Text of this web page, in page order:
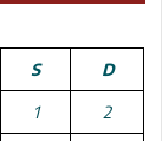
S D
1 2